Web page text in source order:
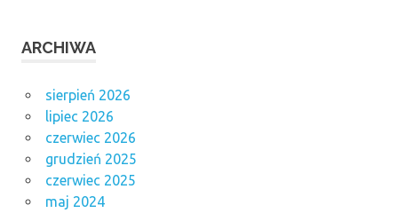
ARCHIWA
sierpień 2026
lipiec 2026
czerwiec 2026
grudzień 2025
czerwiec 2025
maj 2024